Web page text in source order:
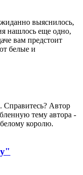
выяснилось,
нашлось еще одно,
вам предстоит
белые и
Справитесь? Автор
тему автора -
королю.